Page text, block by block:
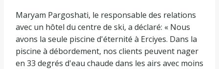
Maryam Pargoshati, le responsable des relations
avec un hôtel du centre de ski, a déclaré: « Nous
avons la seule piscine d'éternité à Erciyes. Dans la
piscine à débordement, nos clients peuvent nager
en 33 degrés d'eau chaude dans les airs avec moins